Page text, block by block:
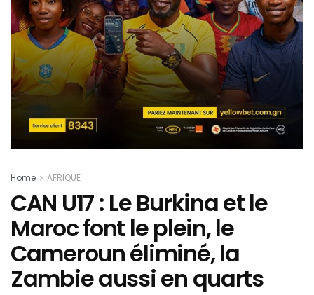
Home AFRIQUE
CAN U17 : Le Burkina et le
Maroc font le plein, le
Cameroun éliminé, la
Zambie aussi en quarts